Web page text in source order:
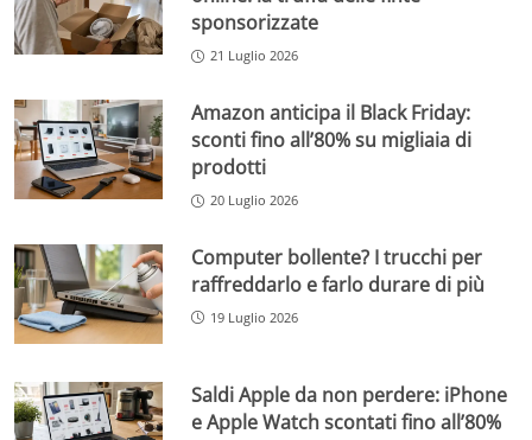
sponsorizzate
21 Luglio 2026
Amazon anticipa il Black Friday:
sconti fino all’80% su migliaia di
prodotti
20 Luglio 2026
Computer bollente? I trucchi per
raffreddarlo e farlo durare di più
19 Luglio 2026
Saldi Apple da non perdere: iPhone
e Apple Watch scontati fino all’80%